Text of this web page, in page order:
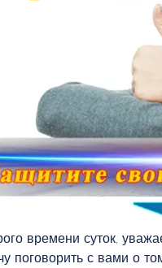
времени суток,
поговорить с вами о